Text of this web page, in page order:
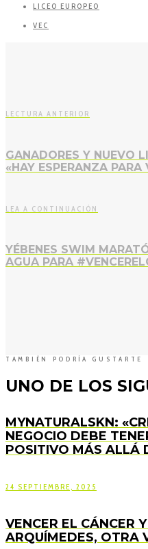
LICEO EUROPEO
VEC
LECTURA ANTERIOR
GANADORES Y NUEVO
«HAY ESPERANZA PARA
LEA A CONTINUACIÓN
YÉBENES SWIM
AGUA PARA
TAMBIÉN PODRÍA GUSTARTE
UNO DE LOS
MYNATURALSKN:
NEGOCIO DEBE
POSITIVO MÁS ALLÁ
24 SEPTIEMBRE, 2025
VENCER EL CÁNCER
ARQUÍMEDES, OTRA